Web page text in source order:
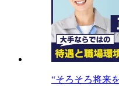
“そろそろ将来